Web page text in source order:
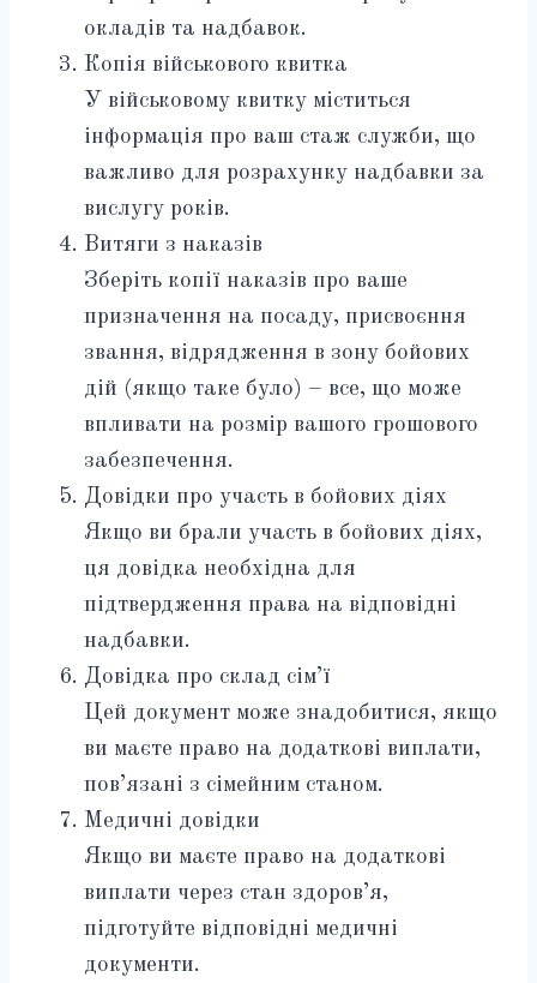
окладів та надбавок.
Копія військового квитка
У військовому квитку міститься
інформація про ваш стаж служби, що
важливо для розрахунку надбавки за
вислугу років.
Витяги з наказів
Зберіть копії наказів про ваше
призначення на посаду, присвоєння
звання, відрядження в зону бойових
дій (якщо таке було) – все, що може
впливати на розмір вашого грошового
забезпечення.
Довідки про участь в бойових діях
Якщо ви брали участь в бойових діях,
ця довідка необхідна для
підтвердження права на відповідні
надбавки.
Довідка про склад сім’ї
Цей документ може знадобитися, якщо
ви маєте право на додаткові виплати,
пов’язані з сімейним станом.
Медичні довідки
Якщо ви маєте право на додаткові
виплати через стан здоров’я,
підготуйте відповідні медичні
документи.